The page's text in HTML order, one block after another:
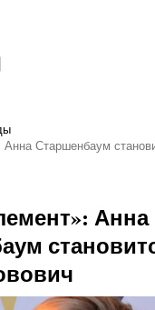
Старшенбаум
Анна